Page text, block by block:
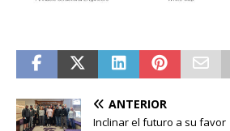
ANTERIOR
Inclinar el futuro a su favor